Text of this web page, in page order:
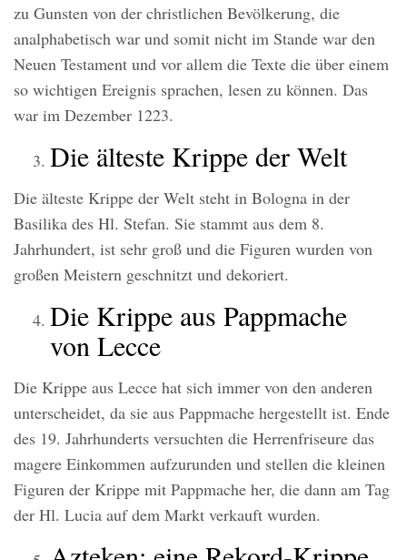
zu Gunsten von der christlichen Bevölkerung, die
analphabetisch war und somit nicht im Stande war den
Neuen Testament und vor allem die Texte die über einem
so wichtigen Ereignis sprachen, lesen zu können. Das
war im Dezember 1223.
Die älteste Krippe der Welt
Die älteste Krippe der Welt steht in Bologna in der
Basilika des Hl. Stefan. Sie stammt aus dem 8.
Jahrhundert, ist sehr groß und die Figuren wurden von
großen Meistern geschnitzt und dekoriert.
Die Krippe aus Pappmache
von Lecce
Die Krippe aus Lecce hat sich immer von den anderen
unterscheidet, da sie aus Pappmache hergestellt ist. Ende
des 19. Jahrhunderts versuchten die Herrenfriseure das
magere Einkommen aufzurunden und stellen die kleinen
Figuren der Krippe mit Pappmache her, die dann am Tag
der Hl. Lucia auf dem Markt verkauft wurden.